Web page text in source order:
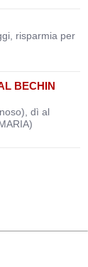
risparmia per
BECHIN
dì al